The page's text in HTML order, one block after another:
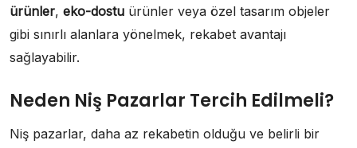
ürünler, eko-dostu ürünler veya özel tasarım objeler
gibi sınırlı alanlara yönelmek, rekabet avantajı
sağlayabilir.
Neden Niş Pazarlar Tercih Edilmeli?
Niş pazarlar, daha az rekabetin olduğu ve belirli bir